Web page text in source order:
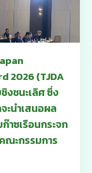
2026 (TJDA
งชนะเลิศ ซึ่ง
ะนำเสนอผล
าซเรือนกระจก
ะกรรมการ